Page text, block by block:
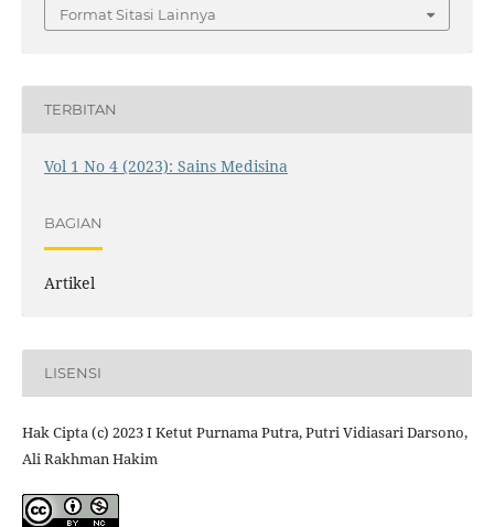
Format Sitasi Lainnya
TERBITAN
Vol 1 No 4 (2023): Sains Medisina
BAGIAN
Artikel
LISENSI
Hak Cipta (c) 2023 I Ketut Purnama Putra, Putri Vidiasari Darsono,
Ali Rakhman Hakim